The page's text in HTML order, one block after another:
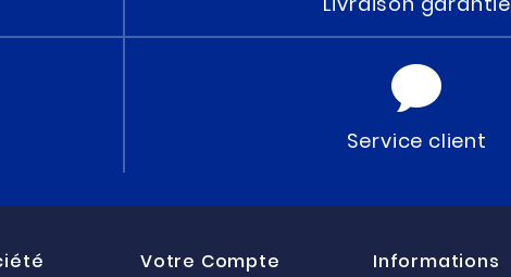
Service client
Votre Compte Informations